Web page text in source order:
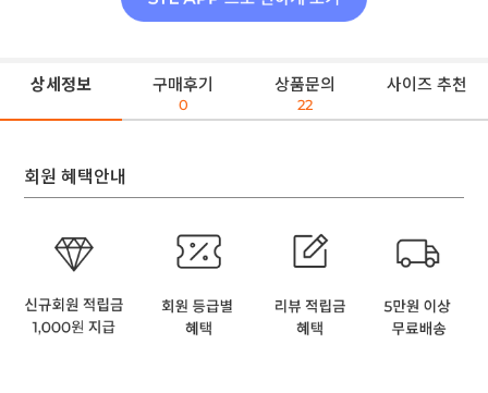
상세정보 구매후기
0
상품문의
22
사이즈 추천
회원 혜택안내